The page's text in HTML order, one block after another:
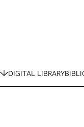
DIGITAL LIBRARY